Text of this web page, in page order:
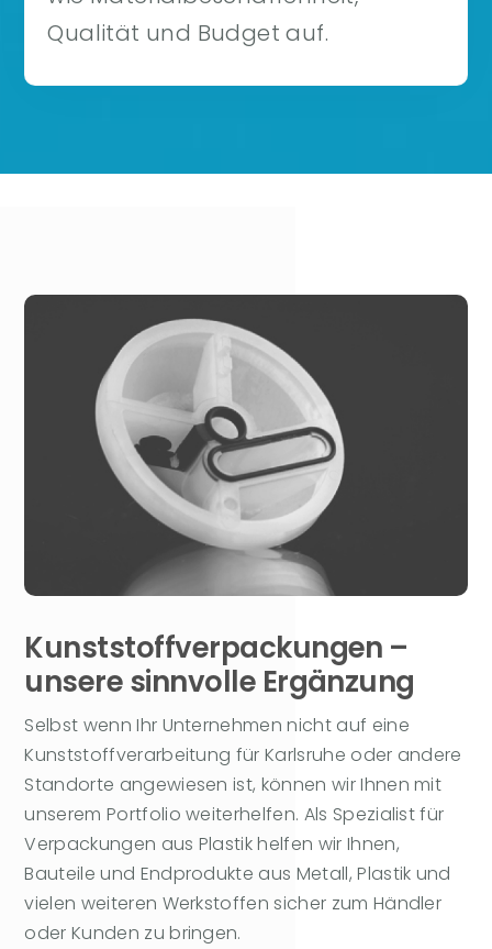
Qualität und Budget auf.
Kunststoffverpackungen –
unsere sinnvolle Ergänzung
Selbst wenn Ihr Unternehmen nicht auf eine
Kunststoffverarbeitung für Karlsruhe oder andere
Standorte angewiesen ist, können wir Ihnen mit
unserem Portfolio weiterhelfen. Als Spezialist für
Verpackungen aus Plastik helfen wir Ihnen,
Bauteile und Endprodukte aus Metall, Plastik und
vielen weiteren Werkstoffen sicher zum Händler
oder Kunden zu bringen.